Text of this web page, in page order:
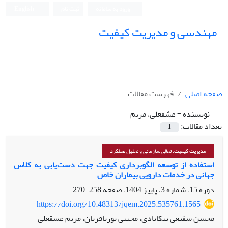
مهندسی و مدیریت کیفیت
صفحه اصلی
فهرست مقالات
نویسنده =عشقعلی، مریم
تعداد مقالات:
1
مدیریت کیفیت، تعالی سازمانی و تحلیل عملکرد
استفاده از توسعه الگوبرداری کیفیت جهت دست‌یابی به کلاس
جهانی در خدمات دارویی بیماران خاص
دوره 15، شماره 3، پاییز 1404، صفحه
258-270
https://doi.org/10.48313/jqem.2025.535761.1565
محسن شفیعی نیکابادی، مجتبی پورباقریان، مریم عشقعلی